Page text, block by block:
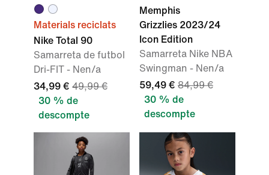
Materials reciclats
Nike Total 90
Samarreta de futbol
Dri-FIT - Nen/a
34,99 € 49,99 €
30 % de
descompte
Memphis
Grizzlies 2023/24
Icon Edition
Samarreta Nike NBA
Swingman - Nen/a
59,49 € 84,99 €
30 % de
descompte